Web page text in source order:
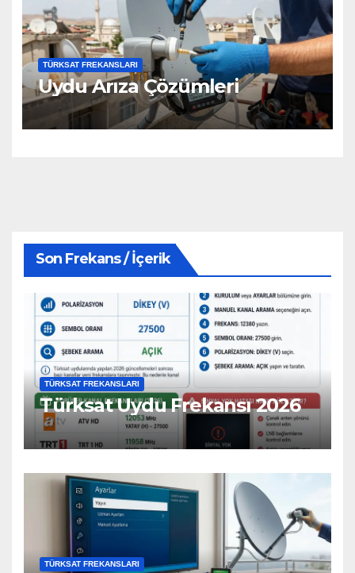
TÜRKSAT FREKANSLARI
Uydu Arıza Çözümleri
Son Frekans / İçerik
TÜRKSAT FREKANSLARI
Türksat Uydu Frekansı 2026
TÜRKSAT FREKANSLARI